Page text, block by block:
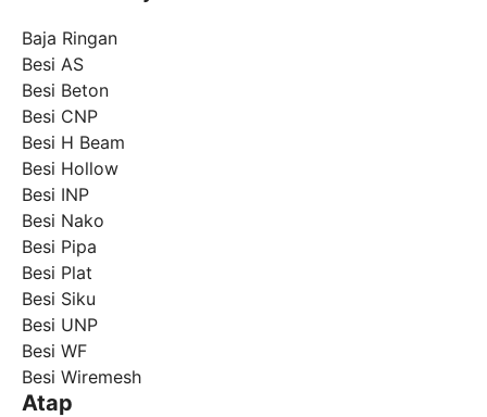
Baja Ringan
Besi AS
Besi Beton
Besi CNP
Besi H Beam
Besi Hollow
Besi INP
Besi Nako
Besi Pipa
Besi Plat
Besi Siku
Besi UNP
Besi WF
Besi Wiremesh
Atap